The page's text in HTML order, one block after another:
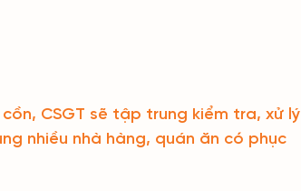
CSGT sẽ tập trung kiểm tra, xử lý
nhiều nhà hàng, quán ăn có phục